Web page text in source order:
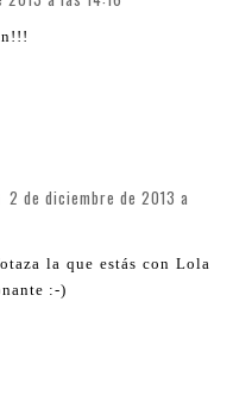
2 de diciembre de 2013 a
la que estás con Lola
:-)